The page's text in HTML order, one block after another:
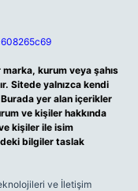
kurum veya şahıs
Sitede yalnızca kendi
Burada yer alan içerikler
ve kişiler hakkında
kişiler ile isim
bilgiler taslak
ve İletişim